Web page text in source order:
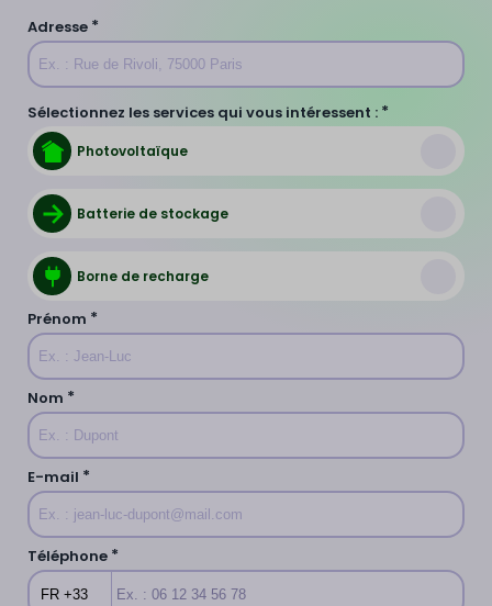
Adresse *
Sélectionnez les services qui vous intéressent : *
Photovoltaïque
Batterie de stockage
Borne de recharge
Prénom *
Nom *
E-mail *
Téléphone *
FR +33